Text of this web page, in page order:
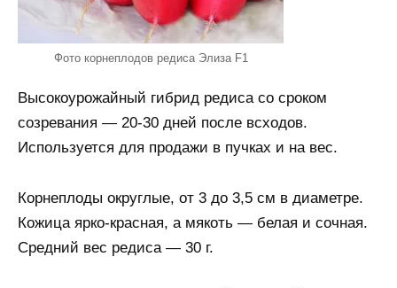
Фото корнеплодов редиса Элиза F1
Высокоурожайный гибрид редиса со сроком
созревания — 20-30 дней после всходов.
Используется для продажи в пучках и на вес.
Корнеплоды округлые, от 3 до 3,5 см в диаметре.
Кожица ярко-красная, а мякоть — белая и сочная.
Средний вес редиса — 30 г.